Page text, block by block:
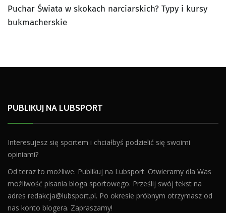
Puchar Świata w skokach narciarskich? Typy i kursy
bukmacherskie
PUBLIKUJ NA LUBSPORT
Interesujesz się sportem i chciałbyś podzielić się swoimi
opiniami?
Od teraz to możliwe. Publikuj na Lubsport. Otwieramy dla Was
możliwość pisania bloga sportowego. Prześlij swój tekst na
adres redakcja@lubsport.pl. Po okresie próbnym otrzymasz od
nas konto blogera. Zapraszamy!